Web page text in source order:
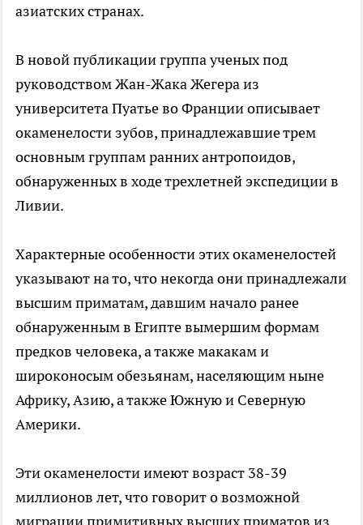
азиатских странах.
В новой публикации группа ученых под
руководством Жан-Жака Жегера из
университета Пуатье во Франции описывает
окаменелости зубов, принадлежавшие трем
основным группам ранних антропоидов,
обнаруженных в ходе трехлетней экспедиции в
Ливии.
Характерные особенности этих окаменелостей
указывают на то, что некогда они принадлежали
высшим приматам, давшим начало ранее
обнаруженным в Египте вымершим формам
предков человека, а также макакам и
широконосым обезьянам, населяющим ныне
Африку, Азию, а также Южную и Северную
Америки.
Эти окаменелости имеют возраст 38-39
миллионов лет, что говорит о возможной
миграции примитивных высших приматов из